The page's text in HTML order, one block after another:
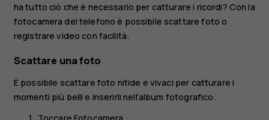
Plus
ha tutto ciò che è necessario per catturare i ricordi? Con la
fotocamera del telefono è possibile scattare foto o
registrare video con facilità.
Scattare una foto
È possibile scattare foto nitide e vivaci per catturare i
momenti più belli e inserirli nell’album fotografico.